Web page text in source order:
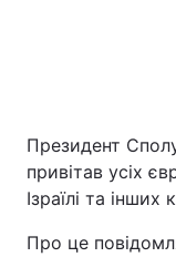
Президент
привітав усіх
Ізраїлі та інших
Про це